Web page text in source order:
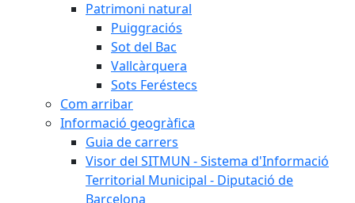
Patrimoni natural
Puiggraciós
Sot del Bac
Vallcàrquera
Sots Feréstecs
Com arribar
Informació geogràfica
Guia de carrers
Visor del SITMUN - Sistema d'Informació
Territorial Municipal - Diputació de
Barcelona